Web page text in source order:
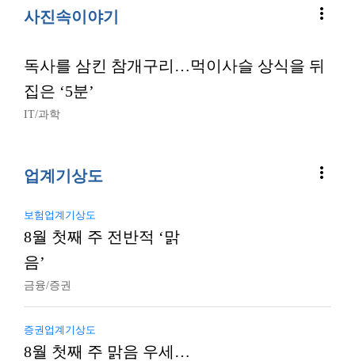
사진속이야기 more_vert
독사를 삼킨 참개구리…먹이사슬 상식을 뒤
집은 ‘5분’
IT/과학
업계기상도 more_vert
보험업계기상도
8월 첫째 주 전반적 ‘맑
음’
금융/증권
증권업계기상도
8월 첫째 주 맑음 우세…